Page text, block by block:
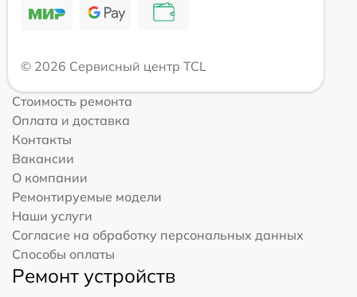
© 2026 Сервисный центр TCL
Стоимость ремонта
Оплата и доставка
Контакты
Вакансии
О компании
Ремонтируемые модели
Наши услуги
Согласие на обработку персональных данных
Способы оплаты
Ремонт устройств